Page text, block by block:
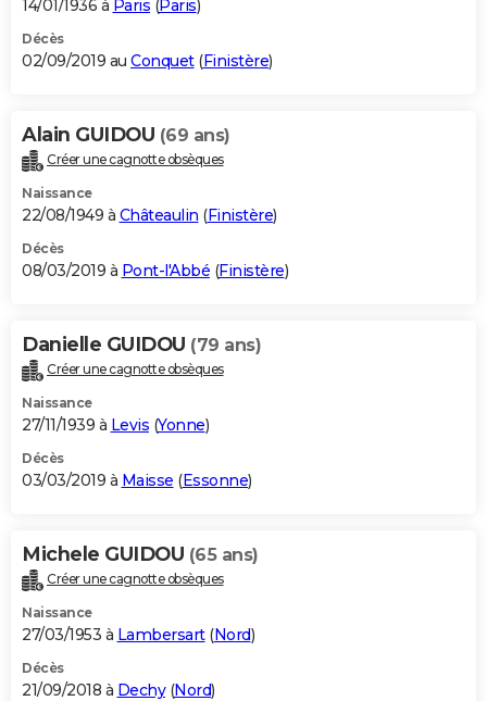
14/01/1936 à Paris (Paris)
Décès
02/09/2019 au Conquet(Finistère)
Alain GUIDOU (69 ans)
Créer une cagnotte obsèques
Naissance
22/08/1949 à Châteaulin (Finistère)
Décès
08/03/2019 à Pont-l'Abbé (Finistère)
Danielle GUIDOU (79 ans)
Créer une cagnotte obsèques
Naissance
27/11/1939 à Levis (Yonne)
Décès
03/03/2019 à Maisse (Essonne)
Michele GUIDOU (65 ans)
Créer une cagnotte obsèques
Naissance
27/03/1953 à Lambersart(Nord)
Décès
21/09/2018 à Dechy(Nord)